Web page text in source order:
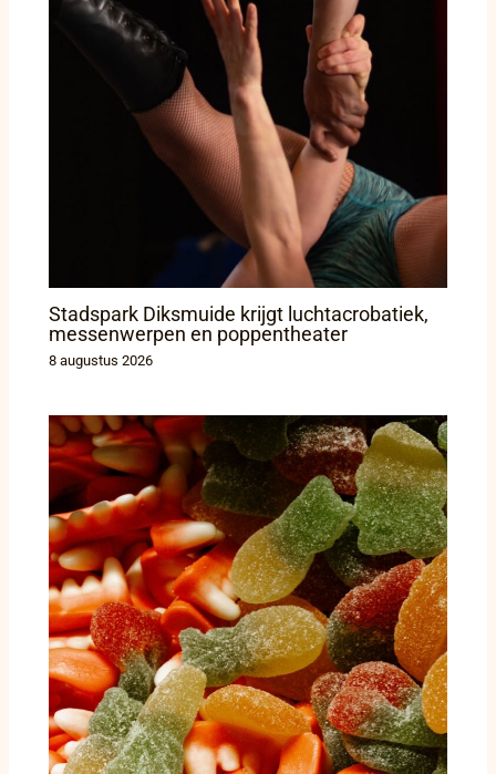
Stadspark Diksmuide krijgt luchtacrobatiek,
messenwerpen en poppentheater
8 augustus 2026